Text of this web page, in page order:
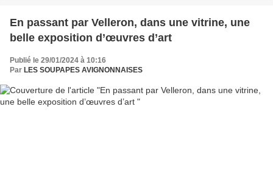
En passant par Velleron, dans une vitrine, une
belle exposition d’œuvres d’art
Publié le 29/01/2024 à 10:16
Par LES SOUPAPES AVIGNONNAISES